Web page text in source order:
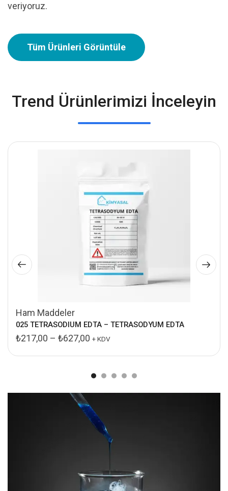
veriyoruz.
Tüm Ürünleri Görüntüle
Trend Ürünlerimizi İnceleyin
Ham Maddeler
025 TETRASODIUM EDTA – TETRASODYUM EDTA
₺217,00 – ₺627,00 + KDV